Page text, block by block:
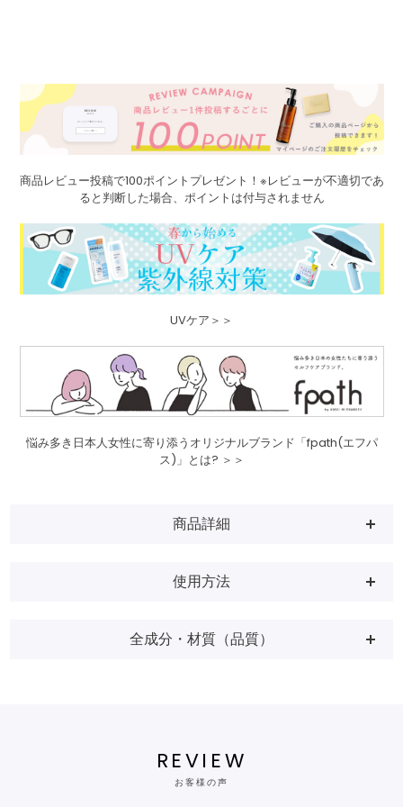
商品レビュー投稿で100ポイントプレゼント！※レビューが不適切であ
ると判断した場合、ポイントは付与されません
UVケア＞＞
悩み多き日本人女性に寄り添うオリジナルブランド「fpath(エフパ
ス)」とは? ＞＞
商品詳細
使用方法
全成分・材質（品質）
REVIEW
お客様の声